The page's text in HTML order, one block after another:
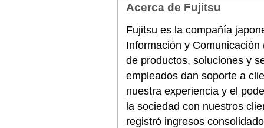
Acerca de Fujitsu
Fujitsu es la compañía
Información y
de productos, soluciones y
empleados dan soporte a
nuestra experiencia y el
la sociedad con nuestros
registró ingresos